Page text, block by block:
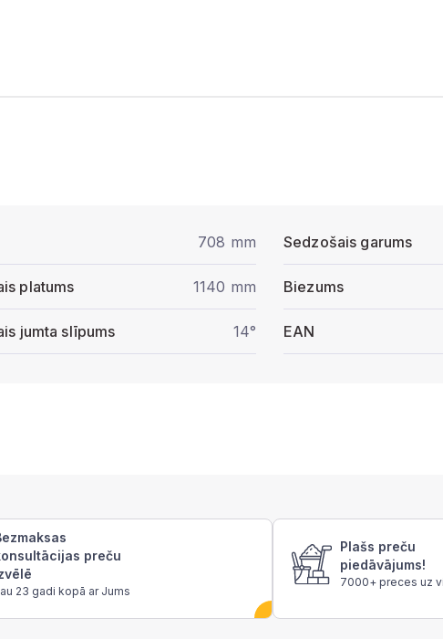
708 mm Sedzošais garums
platums 1140 mm Biezums
jumta slīpums 14° EAN
preču
23 gadi kopā ar Jums
Plašs preču
piedāvājums!
7000+ preces uz